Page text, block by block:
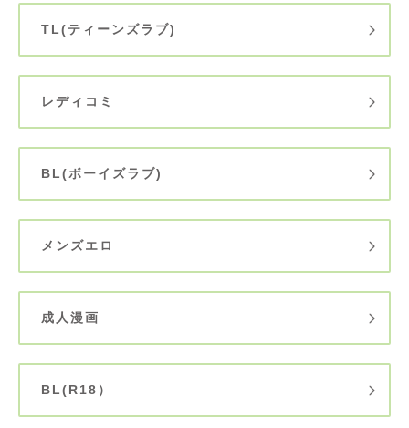
TL(ティーンズラブ)
レディコミ
BL(ボーイズラブ)
メンズエロ
成人漫画
BL(R18）